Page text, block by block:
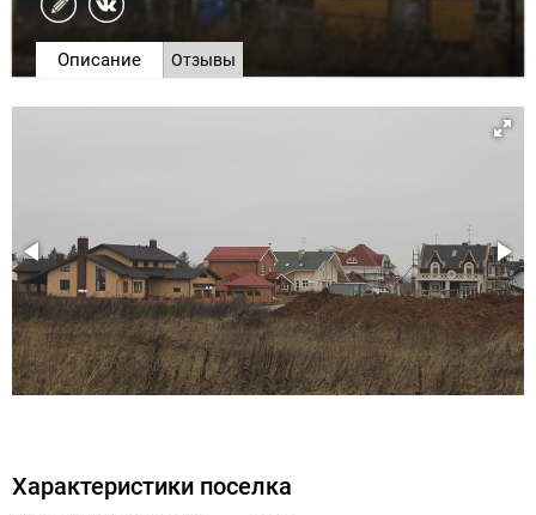
Описание Отзывы
Характеристики поселка